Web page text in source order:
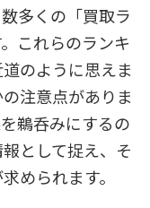
多くの「買取ラ
これらのランキ
のように思えま
注意点がありま
鵜呑みにするの
として捉え、そ
められます。